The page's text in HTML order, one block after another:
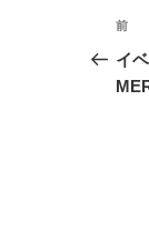
投
稿
ナ
前
の
投
前
イ